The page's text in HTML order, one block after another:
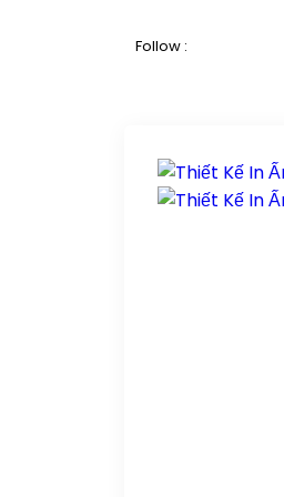
Follow :